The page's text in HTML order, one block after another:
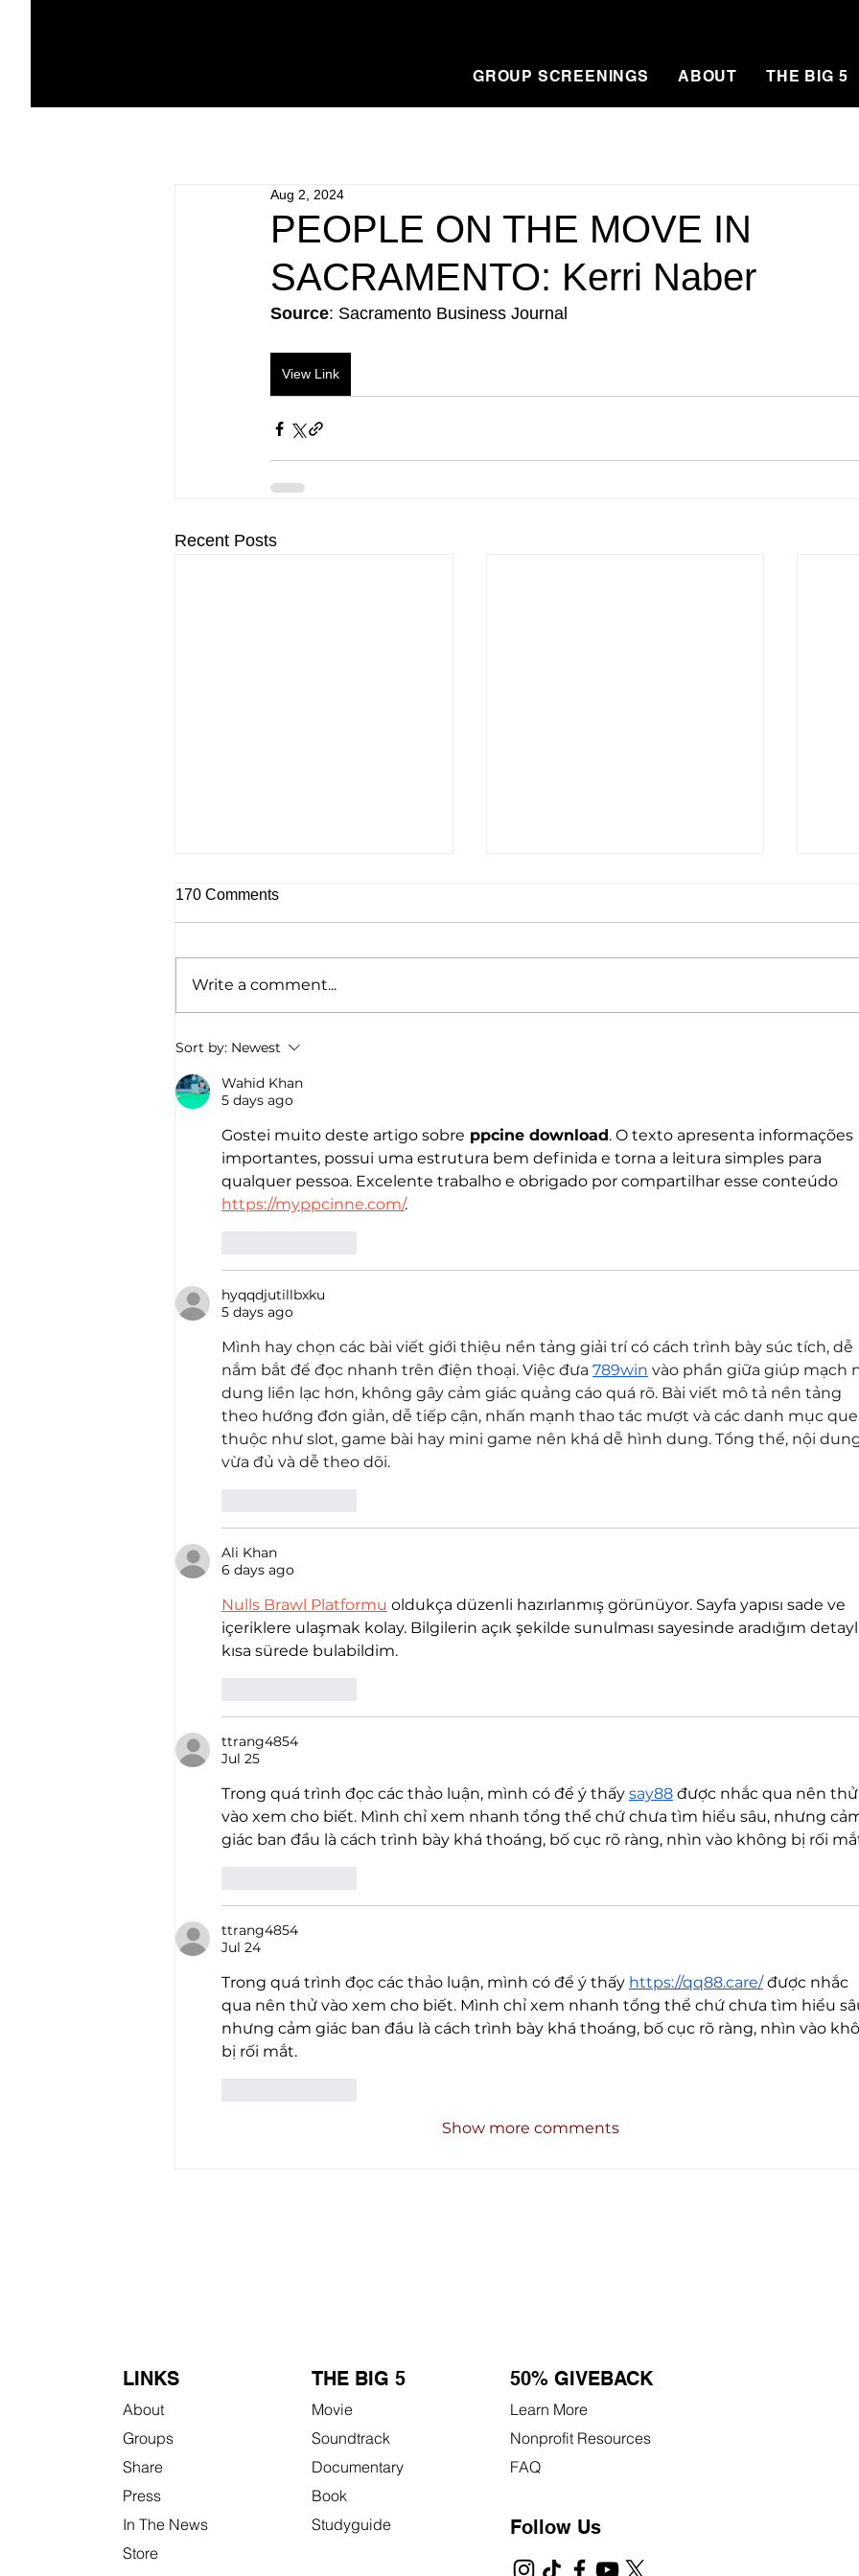
GROUP SCREENINGS ABOUT THE BIG 5
PEOPLE ON THE MOVE IN
SACRAMENTO: Kerri Naber
Aug 2, 2024
Source: Sacramento Business Journal
View Link
Recent Posts
Homelessness Film ‘No
Address’ Wins Top Crown
Award
Valued
170 Comments
Write a comment...
Sort by: Newest
Wahid Khan
5 days ago
Gostei muito deste artigo sobre ppcine download. O texto apresenta informações
importantes, possui uma estrutura bem definida e torna a leitura simples para
qualquer pessoa. Excelente trabalho e obrigado por compartilhar esse conteúdo
https://myppcinne.com/.
hyqqdjutillbxku
5 days ago
Mình hay chọn các bài viết giới thiệu nền tảng giải trí có cách trình bày súc tích, dễ
nắm bắt để đọc nhanh trên điện thoại. Việc đưa 789win vào phần giữa giúp mạch
dung liền lạc hơn, không gây cảm giác quảng cáo quá rõ. Bài viết mô tả nền tảng
theo hướng đơn giản, dễ tiếp cận, nhấn mạnh thao tác mượt và các danh mục
thuộc như slot, game bài hay mini game nên khá dễ hình dung. Tổng thể, nội
vừa đủ và dễ theo dõi.
Ali Khan
6 days ago
Nulls Brawl Platformu oldukça düzenli hazırlanmış görünüyor. Sayfa yapısı sade ve
içeriklere ulaşmak kolay. Bilgilerin açık şekilde sunulması sayesinde aradığım
kısa sürede bulabildim.
ttrang4854
Jul 25
Trong quá trình đọc các thảo luận, mình có để ý thấy say88 được nhắc qua nên thử
vào xem cho biết. Mình chỉ xem nhanh tổng thể chứ chưa tìm hiểu sâu, nhưng
giác ban đầu là cách trình bày khá thoáng, bố cục rõ ràng, nhìn vào không bị rối
ttrang4854
Jul 24
Trong quá trình đọc các thảo luận, mình có để ý thấy https://qq88.care/ được nhắc
qua nên thử vào xem cho biết. Mình chỉ xem nhanh tổng thể chứ chưa tìm hiểu
nhưng cảm giác ban đầu là cách trình bày khá thoáng, bố cục rõ ràng, nhìn vào
bị rối mắt.
Show more comments
LINKS
About
Groups
Share
Press
In The News
THE BIG 5
Movie
Soundtrack
Documentary
Book
Studyguide
Store
50% GIVEBACK
Learn More
Nonprofit Resources
FAQ
Follow Us